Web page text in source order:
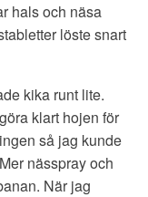
hals och näsa
löste snart
kika runt lite.
klart hojen för
så jag kunde
nässpray och
När jag